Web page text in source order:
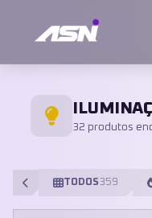
32 produtos
TODOS359